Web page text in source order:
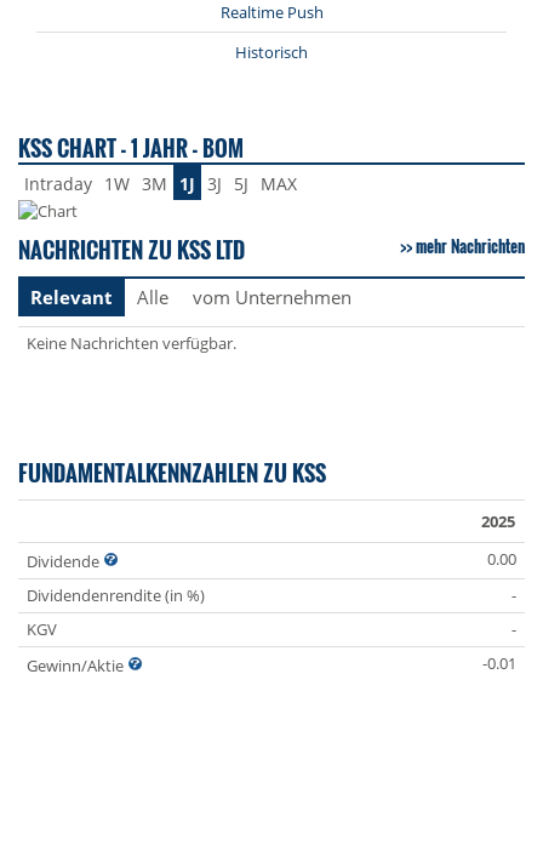
Realtime Push
Historisch
KSS CHART - 1 JAHR - BOM
Intraday 1W 3M 1J 3J 5J MAX
NACHRICHTEN ZU KSS LTD mehr Nachrichten
Relevant Alle vom Unternehmen
Keine Nachrichten verfügbar.
FUNDAMENTALKENNZAHLEN ZU KSS
2025
Dividende
0.00
Dividendenrendite (in %)
-
KGV
-
Gewinn/Aktie
-0.01